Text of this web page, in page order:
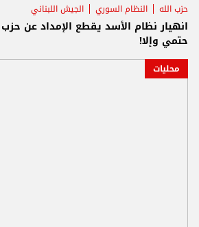
حزب الله النظام السوري الجيش اللبناني
انهيار نظام الأسد يقطع الإمداد عن حزب
حتمي وإلا!
محليات